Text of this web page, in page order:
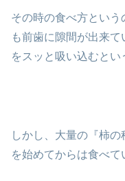
その時の食べ方とい
も前歯に隙間が出来て
をスッと吸い込むと
しかし、大量の『柿
を始めてからは食べ